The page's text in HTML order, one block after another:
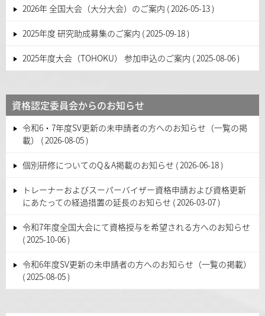
2026年 全国大会（大分大会）のご案内 2026-05-13
2025年度 研究助成募集のご案内 2025-09-18
2025年度大会（TOHOKU） 参加申込のご案内 2025-08-06
資格認定委員会からのお知らせ
令和6・7年度SV更新の未申請者の方へのお知らせ（一覧の掲
載）
2026-08-05
個別研修についてのQ＆A掲載のお知らせ 2026-06-18
トレーナーおよびスーパーバイザー資格申請および資格更新
にあたっての経過措置の延長のお知らせ 2026-03-07
令和7年度全国大会にて資格授与を希望される方へのお知らせ
2025-10-06
令和6年度SV更新の未申請者の方へのお知らせ（一覧の掲載）
2025-08-05